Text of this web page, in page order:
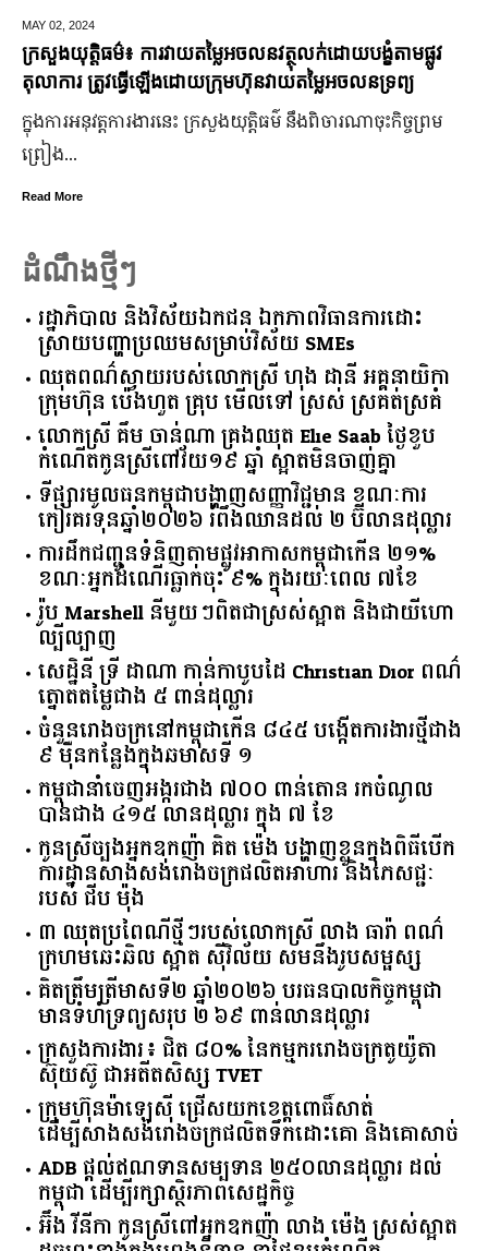
02,2024
សួងយុត្តិធម៌៖ ការវាយតម្លៃអចលនវត្ថុលក់ដោយបង្ខំតាមផ្លូវ
ាការ ត្រូវធ្វើឡើងដោយក្រុមហ៊ុនវាយតម្លៃអចលនទ្រព្យ
ងការអនុវត្តការងារនេះ ក្រសួងយុត្តិធម៌ នឹងពិចារណាចុះកិច្ចព្រម
ៀង...
More
ដំណឹងថ្មីៗ
រដ្ឋាភិបាល​ ​និង​វិស័យ​ឯកជន ​ឯកភាព​វិធានការ​ដោះ
ស្រាយ​បញ្ហា​ប្រឈម​​សម្រាប់​វិស័យ​ ​SMEs​
ឈុតពណ៌ស្វាយរបស់លោកស្រី ហុង ដានី អគ្គ​នាយិកា​
ក្រុមហ៊ុន ប៉េងហួត គ្រុប មើលទៅ ស្រស់ ស្រគត់ស្រគំ
លោកស្រី គឹម ចាន់ណា គ្រងឈុត Elie Saab ថ្ងៃខួប
កំណើតកូនស្រីពៅវ័យ១៩ ឆ្នាំ ស្អាតមិនចាញ់គ្នា
ទីផ្សារ​មូលធន​កម្ពុជា​បង្ហាញ​សញ្ញា​វិជ្ជមាន​ ​ខណៈ​ការ​
កៀរគរ​ទុន​ឆ្នាំ​២០២៦​ ​រំពឹង​ឈានដល់​ ​២​ ​ប៊ីលាន​ដុល្លារ​
ការដឹកជញ្ជូនទំនិញតាមផ្លូវអាកាសកម្ពុជាកើន ២១%
ខណៈអ្នកដំណើរធ្លាក់ចុះ ៩% ក្នុងរយៈពេល ៧ខែ
រ៉ូប Marshell នីមួយៗពិតជាស្រស់ស្អាត និងជាយីហោ
ល្បីល្បាញ
សេដ្ឋិនី ទ្រី ដាណា កាន់កាបូបដៃ Christian Dior ពណ៌
ត្នោតតម្លៃជាង ៥ ពាន់ដុល្លារ
ចំនួន​រោងចក្រ​នៅ​កម្ពុជា​កើន​ ​៨៤៥​ ​បង្កើត​ការងារ​ថ្មី​ជាង​
​៩​ ​ម៉ឺន​កន្លែង​ក្នុង​ឆមាស​ទី ​១​
កម្ពុជានាំចេញអង្ករជាង ៧០០ ពាន់តោន រកចំណូល
បានជាង ៤១៥ លានដុល្លារ ក្នុង ៧ ខែ
កូនស្រីច្បងអ្នកឧកញ៉ា គិត ម៉េង បង្ហាញខ្លួនក្នុងពិធីបើក
ការដ្ឋានសាងសង់រោងចក្រផលិតអាហារ និងភេសជ្ជៈ
របស់ ជីប ម៉ុង
៣ ឈុតប្រពៃណីថ្មីៗរបស់លោកស្រី លាង ធារ៉ា ពណ៌
ក្រហមឆេះឆិល ស្អាត ​ស៊ីវិល័យ សមនឹងរូបសម្ផស្ស
គិត​ត្រឹមត្រីមាស​ទី​២​ ​ឆ្នាំ​២០២៦​ បរធន​បាលកិច្ច​កម្ពុជា​ ​
មាន​ទំហំ​ទ្រព្យ​សរុប​ ​២.៦៩​ ​ពាន់លាន​ដុល្លារ​
ក្រសួង​ការងារ​៖ ​ជិត​ ​៨០​% ​នៃ​កម្មករ​រោងចក្រ​តូយ៉ូតា ​
ស៊ុយ​ស៊ូ ​ជា​អតីត​សិស្ស​ ​TVET​
ក្រុមហ៊ុន​ម៉ាឡេស៊ី ជ្រើសយកខេត្ដពោធិ៍សាត់
ដើម្បីសាងសង់រោងចក្រផលិតទឹកដោះគោ និងគោសាច់
ADB ផ្តល់ឥណទានសម្បទាន ២៥០លានដុល្លារ ដល់
កម្ពុជា ដើម្បីរក្សាស្ថិរភាពសេដ្ឋកិច្ច
អ៊ឹង វីនីកា កូនស្រីពៅអ្នកឧកញ៉ា លាង ម៉េង ស្រស់ស្អាត